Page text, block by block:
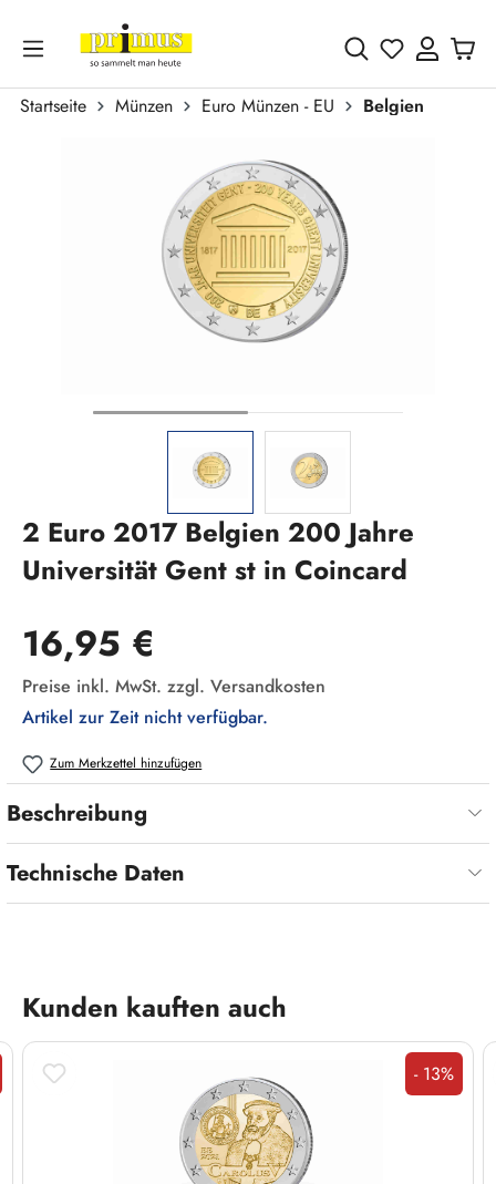
Zum Hauptinhalt springen
Du hast 0
Startseite Münzen Euro Münzen - EU
Belgien
2 Euro 2017 Belgien 200 Jahre
Universität Gent st in Coincard
Regulärer Preis:
16,95 €
Preise inkl. MwSt. zzgl. Versandkosten
Artikel zur Zeit nicht verfügbar.
Zum Merkzettel hinzufügen
Beschreibung
Technische Daten
Produktgalerie überspringen
Kunden kauften auch
Rabatt
- 13%